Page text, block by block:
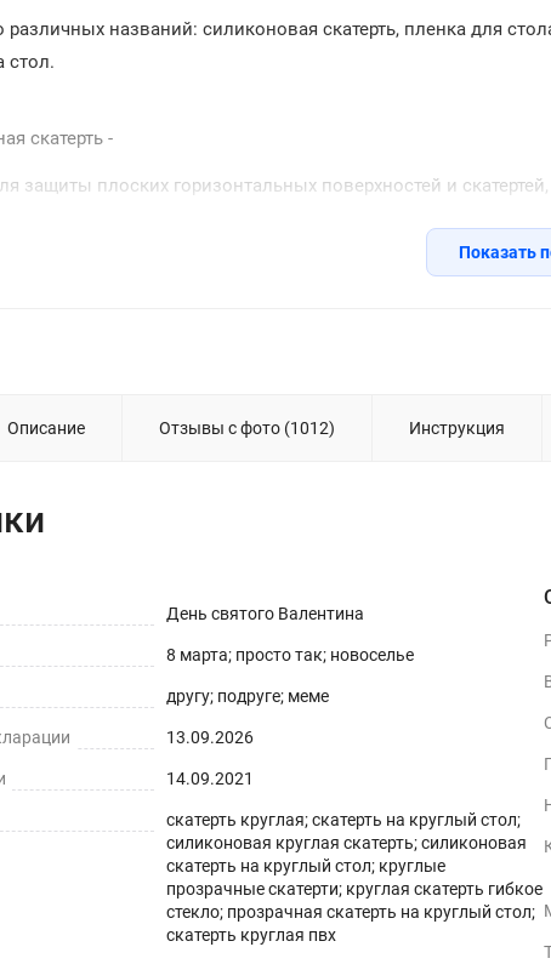
различных названий: силиконовая скатерть, пленка для
стол.
скатерть -
защиты плоских горизонтальных поверхностей и
Показать
Описание Отзывы с фото (1012) Инструкция
День святого Валентина
8 марта; просто так; новоселье
другу; подруге; меме
13.09.2026
14.09.2021
скатерть круглая; скатерть на круглый стол;
силиконовая круглая скатерть; силиконовая
скатерть на круглый стол; круглые
прозрачные скатерти; круглая скатерть гибкое
стекло; прозрачная скатерть на круглый стол;
скатерть круглая пвх